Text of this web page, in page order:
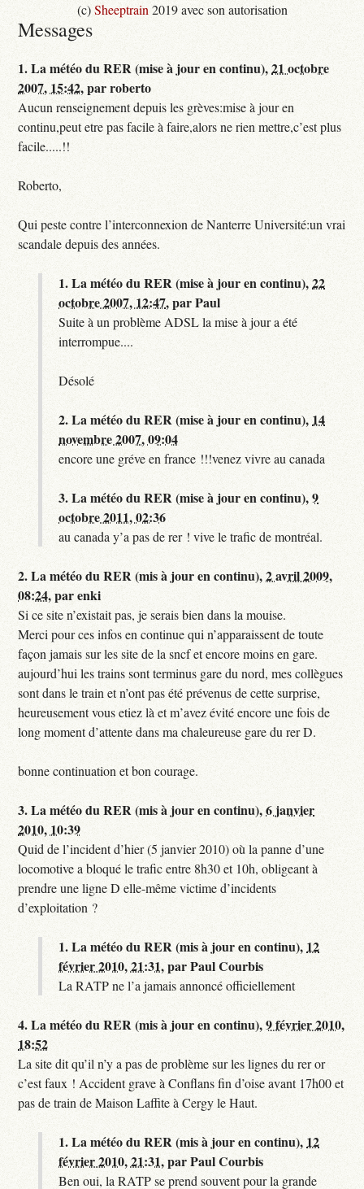
(c)Sheeptrain 2019 avec son autorisation
Messages
1.La météo du RER (mise à jour en continu),21 octobre
2007, 15:42,parroberto
Aucun renseignement depuis les grèves:mise à jour en
continu,peut etre pas facile à faire,alors ne rien mettre,c’est plus
facile.....!!
Roberto,
Qui peste contre l’interconnexion de Nanterre Université:un vrai
scandale depuis des années.
1.La météo du RER (mise à jour en continu),22
octobre 2007, 12:47,parPaul
Suite à un problème ADSL la mise à jour a été
interrompue....
Désolé
2.La météo du RER (mise à jour en continu), 14
novembre 2007, 09:04
encore une gréve en france !!!venez vivre au canada
3.La météo du RER (mise à jour en continu),9
octobre 2011, 02:36
au canada y’a pas de rer ! vive le trafic de montréal.
2.La météo du RER (mis à jour en continu),2 avril 2009,
08:24,parenki
Si ce site n’existait pas, je serais bien dans la mouise.
Merci pour ces infos en continue qui n’apparaissent de toute
façon jamais sur les site de la sncf et encore moins en gare.
aujourd’hui les trains sont terminus gare du nord, mes collègues
sont dans le train et n’ont pas été prévenus de cette surprise,
heureusement vous etiez là et m’avez évité encore une fois de
long moment d’attente dans ma chaleureuse gare du rer D.
bonne continuation et bon courage.
3.La météo du RER (mis à jour en continu),6 janvier
2010, 10:39
Quid de l’incident d’hier (5 janvier 2010) où la panne d’une
locomotive a bloqué le trafic entre 8h30 et 10h, obligeant à
prendre une ligne D elle-même victime d’incidents
d’exploitation ?
1.La météo du RER (mis à jour en continu), 12
février 2010, 21:31,parPaul Courbis
La RATP ne l’a jamais annoncé officiellement
4.La météo du RER (mis à jour en continu),9 février 2010,
18:52
La site dit qu’il n’y a pas de problème sur les lignes du rer or
c’est faux ! Accident grave à Conflans fin d’oise avant 17h00 et
pas de train de Maison Laffite à Cergy le Haut.
1.La météo du RER (mis à jour en continu), 12
février 2010, 21:31,parPaul Courbis
Ben oui, la RATP se prend souvent pour la grande